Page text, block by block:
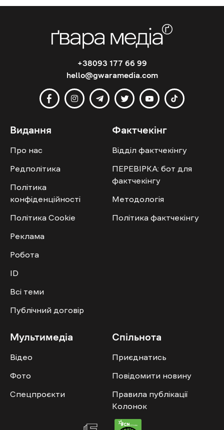
+38093 177 66 99
hello@gwaramedia.com
Видання
Про нас
Редполітика
Політика
конфіденційності
Політика Cookie
Реклама
Робота
ID
Всі теми
Публічний договір
Фактчекінг
Відділ фактчекінгу
ПЕРЕВІРКА: бот для
фактчекінгу
Методологія
Політика фактчекінгу
Мультимедіа
Відео
Фото
Спецпроєкти
Спільнота
Приєднатись
Повідомити новину
Правила публікації
Колонок